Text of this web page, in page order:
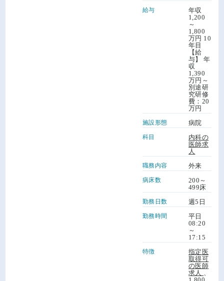
給与
年収
1,200
～
1,800
万円 10
年目
【給
与】 年
収
1,390
万円～
別途研
究研修
費：20
万円
施設形態 病院
科目
内科の
医師求
人
職務内容 外来
病床数
200～
499床
勤務日数 週5日
勤務時間
平日
08:20
～
17:15
特徴
指定医
取得可
の医師
求人